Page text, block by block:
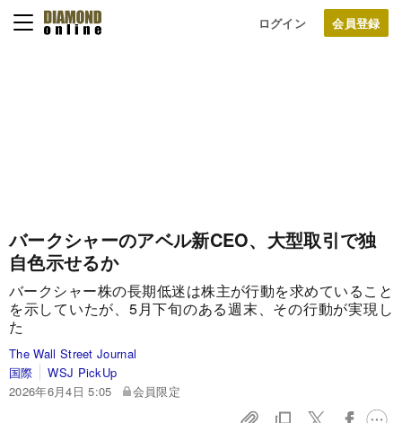
ログイン
バークシャーのアベル新CEO、大型取引で独
自色示せるか
バークシャー株の長期低迷は株主が行動を求めていること
を示していたが、5月下旬のある週末、その行動が実現し
た
The Wall Street Journal
国際
WSJ PickUp
2026年6月4日 5:05
会員限定